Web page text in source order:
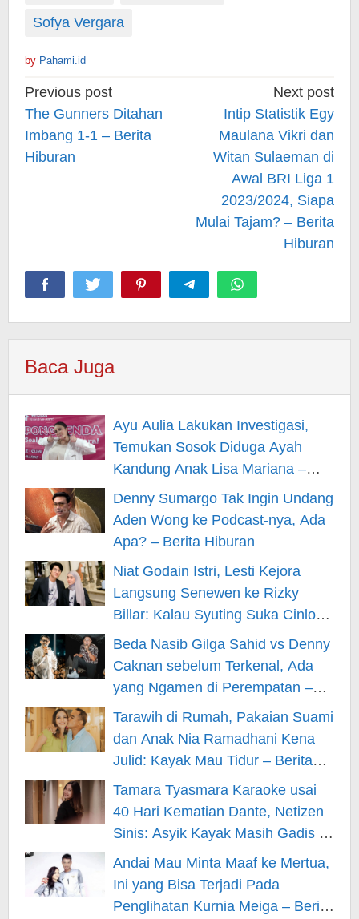
Sofya Vergara
by Pahami.id
Post
navigation
Previous post
The Gunners Ditahan
Imbang 1-1 – Berita
Hiburan
Next post
Intip Statistik Egy
Maulana Vikri dan
Witan Sulaeman di
Awal BRI Liga 1
2023/2024, Siapa
Mulai Tajam? – Berita
Hiburan
Baca Juga
Ayu Aulia Lakukan Investigasi,
Temukan Sosok Diduga Ayah
Kandung Anak Lisa Mariana –
Berita Hiburan
Denny Sumargo Tak Ingin Undang
Aden Wong ke Podcast-nya, Ada
Apa? – Berita Hiburan
Niat Godain Istri, Lesti Kejora
Langsung Senewen ke Rizky
Billar: Kalau Syuting Suka Cinlok?
– Berita Hiburan
Beda Nasib Gilga Sahid vs Denny
Caknan sebelum Terkenal, Ada
yang Ngamen di Perempatan –
Berita Hiburan
Tarawih di Rumah, Pakaian Suami
dan Anak Nia Ramadhani Kena
Julid: Kayak Mau Tidur – Berita
Hiburan
Tamara Tyasmara Karaoke usai
40 Hari Kematian Dante, Netizen
Sinis: Asyik Kayak Masih Gadis –
Berita Hiburan
Andai Mau Minta Maaf ke Mertua,
Ini yang Bisa Terjadi Pada
Penglihatan Kurnia Meiga – Berita